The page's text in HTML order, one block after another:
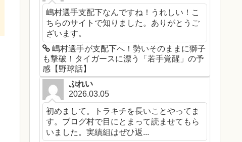
嶋村選手支配下なんですね！うれしい！こ
ちらのサイトで知りました。ありがとうご
ざいます。
嶋村選手が支配下へ！勢いそのままに獅子
も撃破！タイガースに漂う「若手覚醒」の予
感【野球話】
ぷれい
2026.03.05
初めまして。トラキチを長いことやってま
す。ブログ村で目にとまって読ませてもら
いました。実績組はぜひ返...